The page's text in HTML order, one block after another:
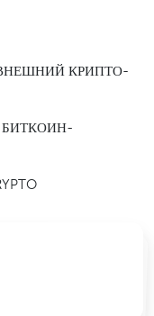
КРИПТО-